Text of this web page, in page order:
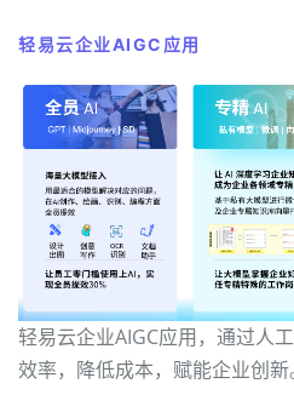
轻易云企业AIGC应用
轻易云企业AIGC应用，通过人
效率，降低成本，赋能企业创新